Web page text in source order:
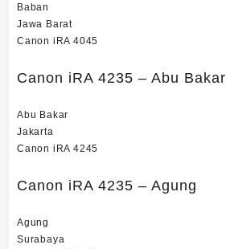
Baban
Jawa Barat
Canon iRA 4045
Canon iRA 4235 – Abu Bakar
Abu Bakar
Jakarta
Canon iRA 4245
Canon iRA 4235 – Agung
Agung
Surabaya